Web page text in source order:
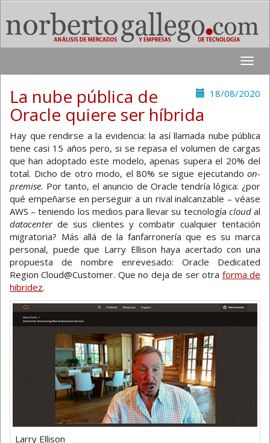
Toggle
18/08/2020
La nube pública de
Oracle quiere ser híbrida
Hay que rendirse a la evidencia: la así llamada nube pública
tiene casi 15 años pero, si se repasa el volumen de cargas
que han adoptado este modelo, apenas supera el 20% del
total. Dicho de otro modo, el 80% se sigue ejecutando on-
premise. Por tanto, el anuncio de Oracle tendría lógica: ¿por
qué empeñarse en perseguir a un rival inalcanzable – véase
AWS – teniendo los medios para llevar su tecnología cloudal
datacenterde sus clientes y combatir cualquier tentación
migratoria? Más allá de la fanfarronería que es su marca
personal, puede que Larry Ellison haya acertado con una
propuesta de nombre enrevesado: Oracle Dedicated
Region Cloud@Customer. Que no deja de ser otra forma de
hibridez.
Larry Ellison